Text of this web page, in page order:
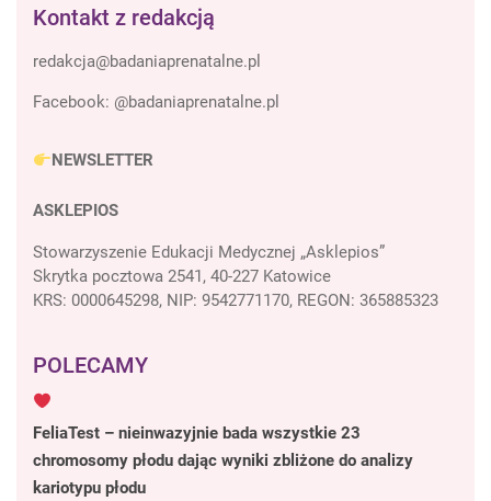
Kontakt z redakcją
Facebook: @badaniaprenatalne.pl
NEWSLETTER
ASKLEPIOS
Stowarzyszenie Edukacji Medycznej „Asklepios”
Skrytka pocztowa 2541, 40-227 Katowice
KRS: 0000645298, NIP: 9542771170, REGON: 365885323
POLECAMY
FeliaTest – nieinwazyjnie bada wszystkie 23
chromosomy płodu dając wyniki zbliżone do analizy
kariotypu płodu